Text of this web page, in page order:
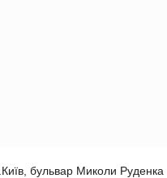
бульвар Миколи